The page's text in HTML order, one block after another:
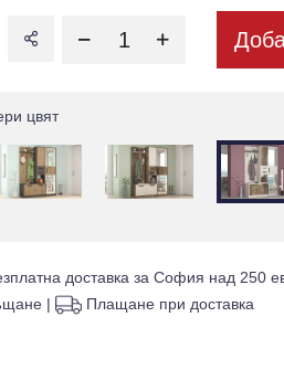
цвят
доставка за София над 250
| Плащане при доставка